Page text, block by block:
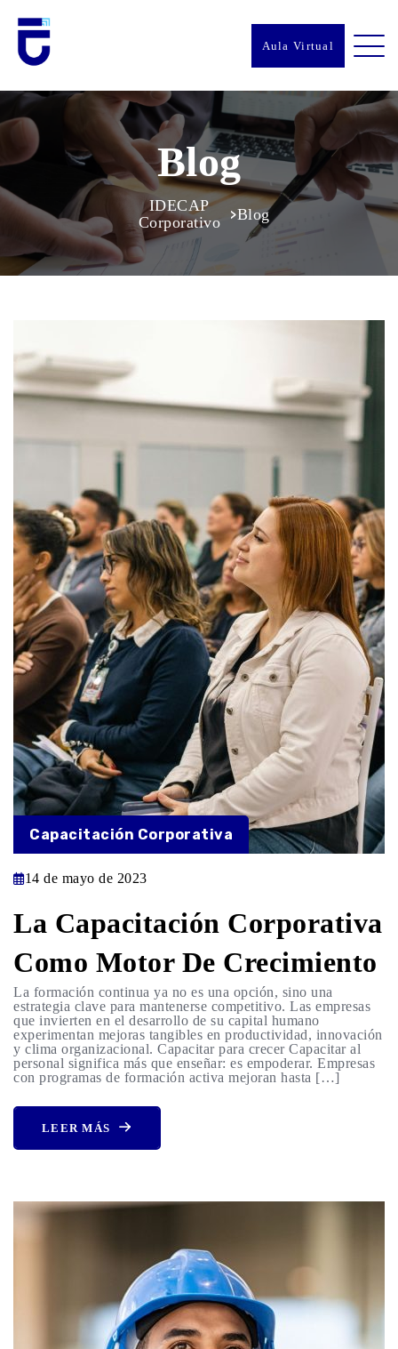
Aula Virtual
Blog
IDECAP
Corporativo
>Blog
Blog
Capacitación Corporativa
14 de mayo de 2023
La Capacitación Corporativa
Como Motor De Crecimiento
La formación continua ya no es una opción, sino una
estrategia clave para mantenerse competitivo. Las empresas
que invierten en el desarrollo de su capital humano
experimentan mejoras tangibles en productividad, innovación
y clima organizacional. Capacitar para crecer Capacitar al
personal significa más que enseñar: es empoderar. Empresas
con programas de formación activa mejoran hasta […]
LEER MÁS